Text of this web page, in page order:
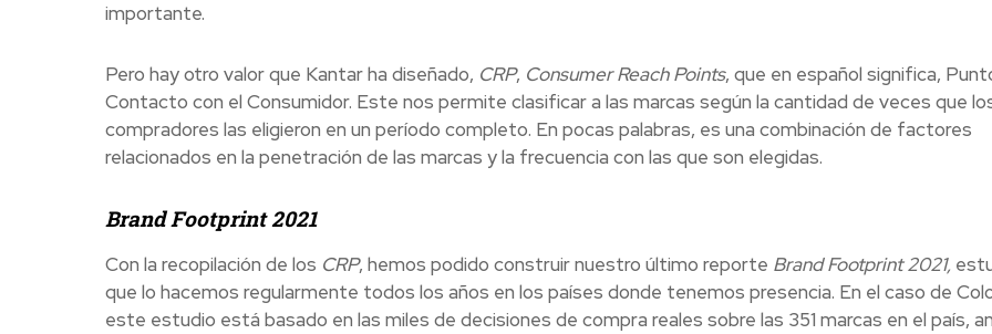
importante.
Pero hay otro valor que Kantar ha diseñado, CRP, Consumer Reach Points, que en español significa,
Contacto con el Consumidor. Este nos permite clasificar a las marcas según la cantidad de veces que
compradores las eligieron en un período completo. En pocas palabras, es una combinación de factores
relacionados en la penetración de las marcas y la frecuencia con las que son elegidas.
Brand Footprint 2021
Con la recopilación de los CRP, hemos podido construir nuestro último reporte Brand Footprint 2021,
que lo hacemos regularmente todos los años en los países donde tenemos presencia. En el caso de
este estudio está basado en las miles de decisiones de compra reales sobre las 351 marcas en el país,